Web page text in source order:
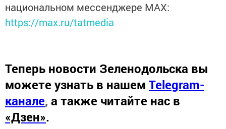
национальном мессенджере MАХ:
https://max.ru/tatmedia
Теперь новости Зеленодольска вы
можете узнать в нашем Telegram-
канале, а также читайте нас в
«Дзен».